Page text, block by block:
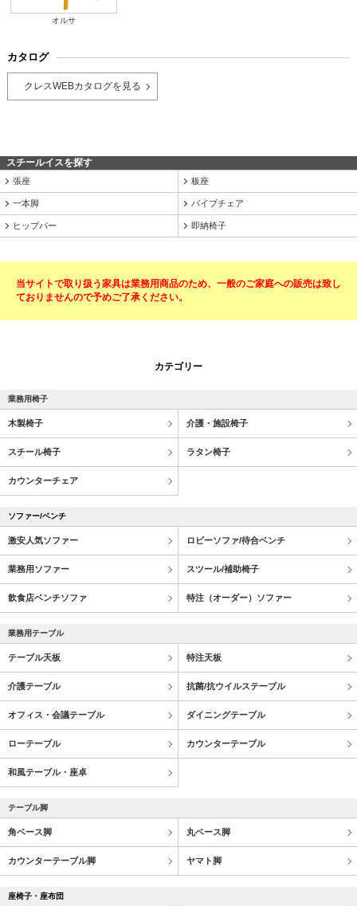
オルサ
カタログ
クレスWEBカタログを見る
スチールイスを探す
張座 板座
一本脚 パイプチェア
ヒップバー 即納椅子
当サイトで取り扱う家具は業務用商品のため、一般のご家庭への販売は致し
ておりませんので予めご了承ください。
カテゴリー
業務用椅子
木製椅子 介護・施設椅子
スチール椅子 ラタン椅子
カウンターチェア
ソファー/ベンチ
激安人気ソファー ロビーソファ/待合ベンチ
業務用ソファー スツール/補助椅子
飲食店ベンチソファ 特注（オーダー）ソファー
業務用テーブル
テーブル天板 特注天板
介護テーブル 抗菌/抗ウイルステーブル
オフィス・会議テーブル ダイニングテーブル
ローテーブル カウンターテーブル
和風テーブル・座卓
テーブル脚
角ベース脚 丸ベース脚
カウンターテーブル脚 ヤマト脚
座椅子・座布団